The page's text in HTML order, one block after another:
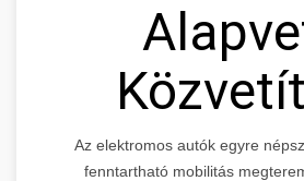
Az elektromos autók egyre
fenntartható mobilitás